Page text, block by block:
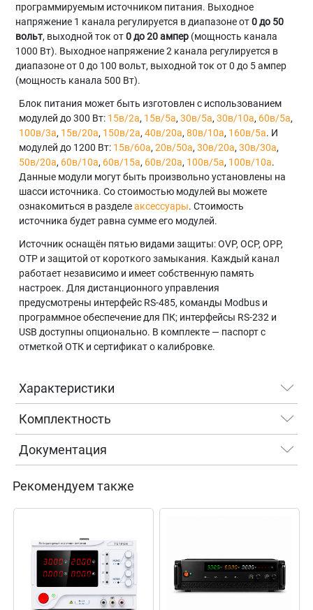
программируемым источником питания. Выходное
напряжение 1 канала регулируется в диапазоне от0 до 50
вольт, выходной ток от0 до 20 ампер (мощность канала
1000 Вт). Выходное напряжение 2 канала регулируется в
диапазоне от 0 до 100 вольт, выходной ток от 0 до 5 ампер
(мощность канала 500 Вт).
Блок питания может быть изготовлен с использованием
модулей до 300 Вт: 15в/2а, 15в/5а,30в/5а,30в/10а, 60в/5а,
100в/3а, 15в/20а, 150в/2а,40в/20а,80в/10а, 160в/5а. И
модулей до 1200 Вт: 15в/60а,20в/50а,30в/20а,30в/30а,
50в/20а, 60в/10а, 60в/15а, 60в/20а, 100в/5а, 100в/10а.
Данные модули могут быть произвольно установлены на
шасси источника. Со стоимостью модулей вы можете
ознакомиться в разделеаксессуары. Стоимость
источника будет равна сумме его модулей.
Источник оснащён пятью видами защиты: OVP, OCP, OPP,
OTP и защитой от короткого замыкания. Каждый канал
работает независимо и имеет собственную память
настроек. Для дистанционного управления
предусмотрены интерфейс RS-485, команды Modbus и
программное обеспечение для ПК; интерфейсы RS-232 и
USB доступны опционально. В комплекте — паспорт с
отметкой ОТК и сертификат о калибровке.
Характеристики
Комплектность
Документация
Рекомендуем также